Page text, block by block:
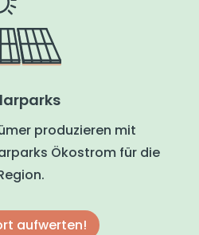
produzieren mit
Ökostrom für die
aufwerten!